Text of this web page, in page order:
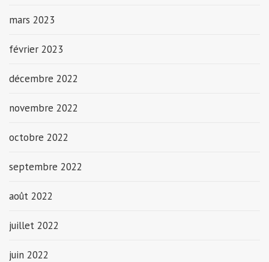
mars 2023
février 2023
décembre 2022
novembre 2022
octobre 2022
septembre 2022
août 2022
juillet 2022
juin 2022